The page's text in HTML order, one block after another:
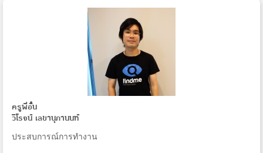
ครูพี่อั๋น
วิโรจน์ เลขานุภานนท์
ประสบการณ์การทํางาน